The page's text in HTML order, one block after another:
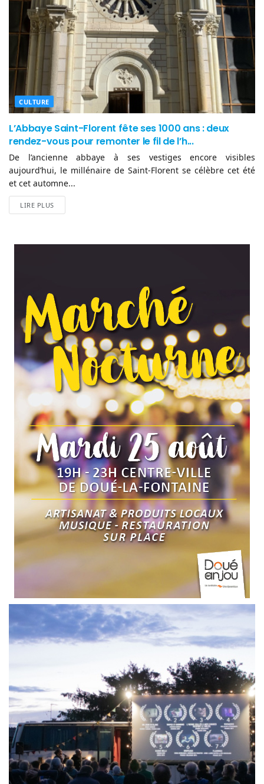
CULTURE
L’Abbaye Saint-Florent fête ses 1000 ans : deux
rendez-vous pour remonter le fil de l’h...
De l’ancienne abbaye à ses vestiges encore visibles
aujourd’hui, le millénaire de Saint-Florent se célèbre cet été
et cet automne...
LIRE PLUS